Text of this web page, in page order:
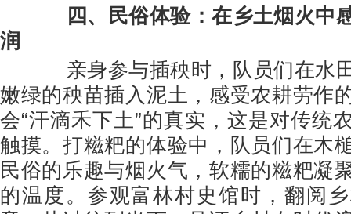
四、
民俗体验：在乡土烟火中
润
亲身参与插秧时，队员们在水
嫩绿的秧苗插入泥土，感受农耕劳作
会“汗滴禾下土”的真实，这是对传统
触摸。打糍粑的体验中，队员们在木
民俗的乐趣与烟火气，软糯的糍粑凝
的温度。参观富林村史馆时，翻阅